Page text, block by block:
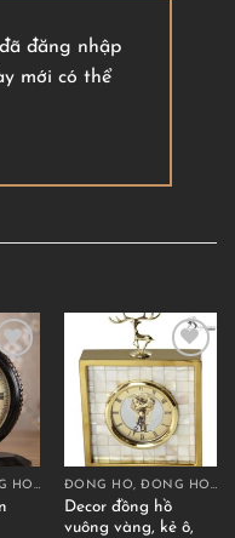
đăng nhập
mới có thể
ĐỒNG HỒ, ĐỒNG HỒ CÁT DECOR ĐỒNG HỒ, ĐỒNG HỒ CÁT DECOR
Decor đồng hồ
vuông vàng, kẻ ô,